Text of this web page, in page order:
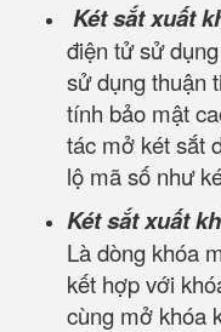
Két sắt xuất
điện tử sử
sử dụng thuận
tính bảo mật
tác mở két sắt
lộ mã số như
Két sắt xuất
Là dòng khóa
kết hợp với
cùng mở khóa